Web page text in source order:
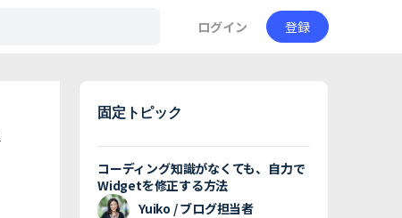
ログイン 登録
固定トピック
コーディング知識がなくても、自力で
Widgetを修正する方法
Yuiko / ブログ担当者